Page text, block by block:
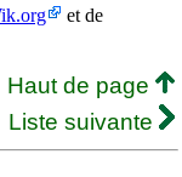
et de
Haut de page
Liste suivante